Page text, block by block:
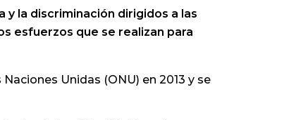
la discriminación dirigidos a las
esfuerzos que se realizan para
Unidas (ONU) en 2013 y se